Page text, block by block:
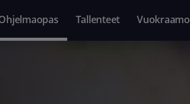
Tallenteet Vuokraamo